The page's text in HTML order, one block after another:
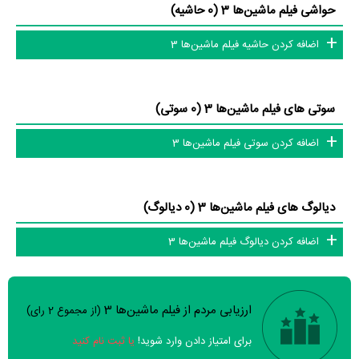
حواشی فیلم ماشین‌ها 3 (0 حاشیه)
اضافه کردن حاشیه فیلم ماشین‌ها 3
سوتی های فیلم ماشین‌ها 3 (0 سوتی)
اضافه کردن سوتی فیلم ماشین‌ها 3
دیالوگ های فیلم ماشین‌ها 3 (0 دیالوگ)
اضافه کردن دیالوگ فیلم ماشین‌ها 3
سوالات نظرسنجی ( 8 سوال)ارزیابی مردم از فیلم ماشین‌ها 3 (از مجموع 2 رای)
برای امتیاز دادن وارد شوید! یا ثبت نام کنید